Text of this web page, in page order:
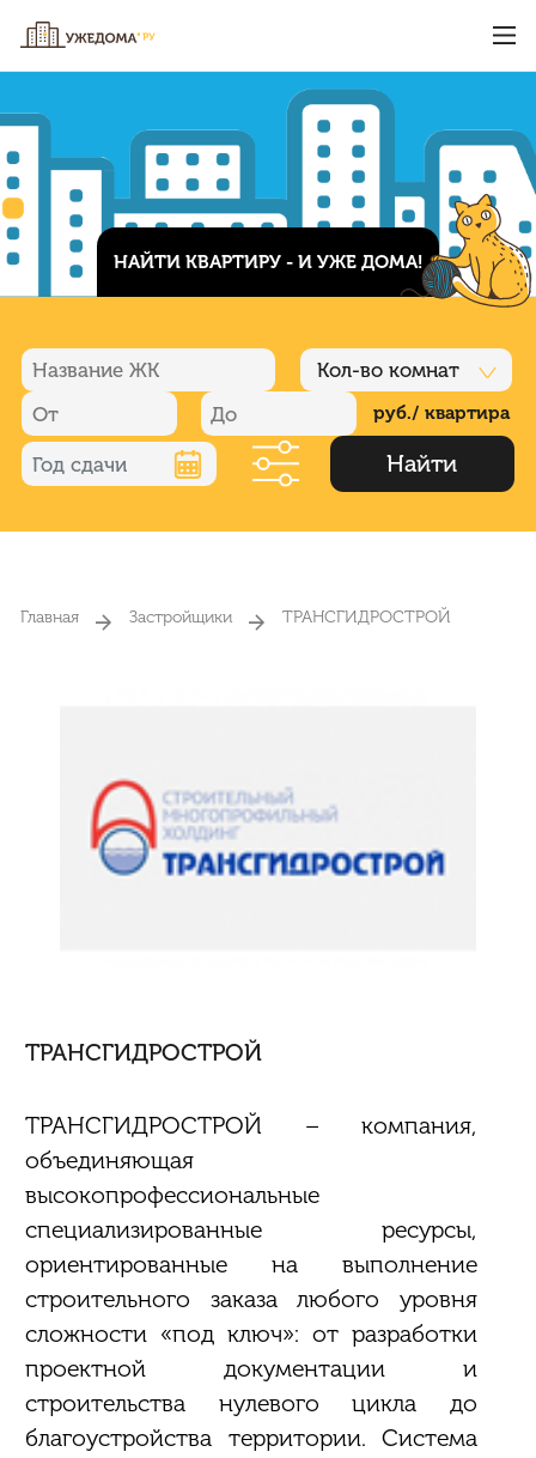
НАЙТИ КВАРТИРУ - И УЖЕ ДОМА!
Кол-во комнат
руб./ квартира
Найти
Главная Застройщики ТРАНСГИДРОСТРОЙ
ТРАНСГИДРОСТРОЙ
ТРАНСГИДРОСТРОЙ – компания,
объединяющая
высокопрофессиональные
специализированные ресурсы,
ориентированные на выполнение
строительного заказа любого уровня
сложности «под ключ»: от разработки
проектной документации и
строительства нулевого цикла до
благоустройства территории. Система